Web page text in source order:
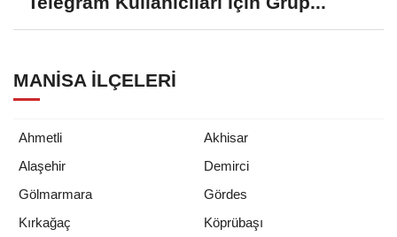
MANISA İLÇELERI
Ahmetli
Akhisar
Alaşehir
Demirci
Gölmarmara
Gördes
Kırkağaç
Köprübaşı